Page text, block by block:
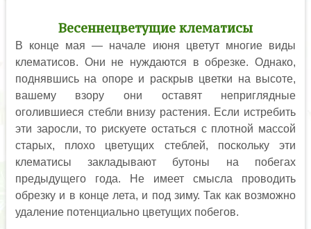
Весеннецветущие клематисы
В конце мая — начале июня цветут многие виды
клематисов. Они не нуждаются в обрезке. Однако,
поднявшись на опоре и раскрыв цветки на высоте,
вашему взору они оставят неприглядные
оголившиеся стебли внизу растения. Если истребить
эти заросли, то рискуете остаться с плотной массой
старых, плохо цветущих стеблей, поскольку эти
клематисы закладывают бутоны на побегах
предыдущего года. Не имеет смысла проводить
обрезку и в конце лета, и под зиму. Так как возможно
удаление потенциально цветущих побегов.